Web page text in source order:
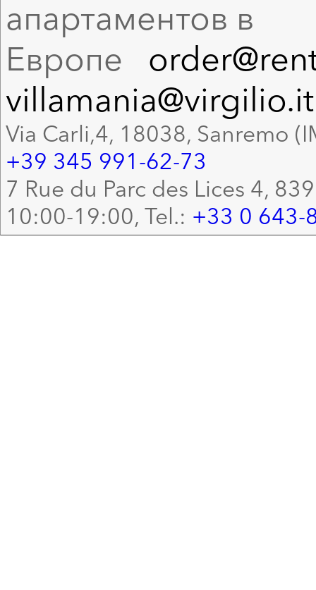
апартаментов в
Европе
villamania@virgilio.it
Via Carli,4, 18038, Sanremo
+39 345 991-62-73
7 Rue du Parc des Lices 4,
10:00-19:00, Tel.: +33 0 643-